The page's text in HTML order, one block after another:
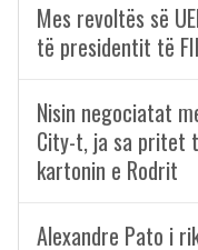
Mes revoltës së
të presidentit të
Nisin negociatat
City-t, ja sa pritet
kartonin e Rodrit
Alexandre Pato i